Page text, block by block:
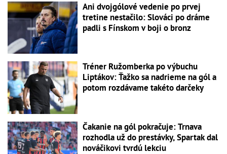
Ani dvojgólové vedenie po prvej
tretine nestačilo: Slováci po dráme
padli s Fínskom v boji o bronz
Tréner Ružomberka po výbuchu
Liptákov: Ťažko sa nadrieme na gól a
potom rozdávame takéto darčeky
Čakanie na gól pokračuje: Trnava
rozhodla už do prestávky, Spartak dal
nováčikovi tvrdú lekciu